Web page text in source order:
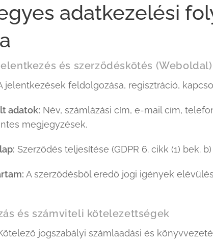
adatkezelési
és szerződéskötés (Weboldal)
jelentkezések feldolgozása, regisztráció,
adatok: Név, számlázási cím, e-mail cím,
megjegyzések.
Szerződés teljesítése (GDPR 6. cikk (1) bek.
A szerződésből eredő jogi igények
és számviteli kötelezettségek
jogszabályi számlaadási és